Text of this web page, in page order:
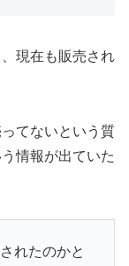
現在も販売され
てないという質
情報が出ていた
れたのかと